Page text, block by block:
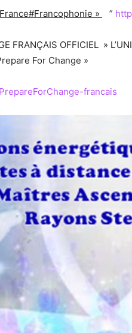
» ”
FRANÇAIS OFFICIEL »
For Change »
francais